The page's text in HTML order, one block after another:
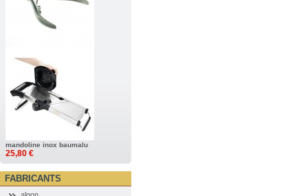
mandoline inox baumalu
25,80 €
FABRICANTS